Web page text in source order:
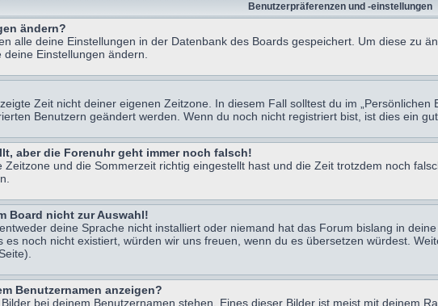
Benutzerpräferenzen und -einstellungen
ändern?
alle deine Einstellungen in der Datenbank des Boards gespeichert. Um diese zu
Einstellungen ändern.
Zeit nicht deiner eigenen Zeitzone. In diesem Fall solltest du im
Benutzern geändert werden. Wenn du noch nicht registriert bist, ist dies ein
aber die Forenuhr geht immer noch falsch!
und die Sommerzeit richtig eingestellt hast und die Zeit trotzdem noch
Board nicht zur Auswahl!
deine Sprache nicht installiert oder niemand hat das Forum bislang in
es noch nicht existiert, würden wir uns freuen, wenn du es übersetzen würdest.
Benutzernamen anzeigen?
bei deinem Benutzernamen stehen. Eines dieser Bilder ist meist mit deinem